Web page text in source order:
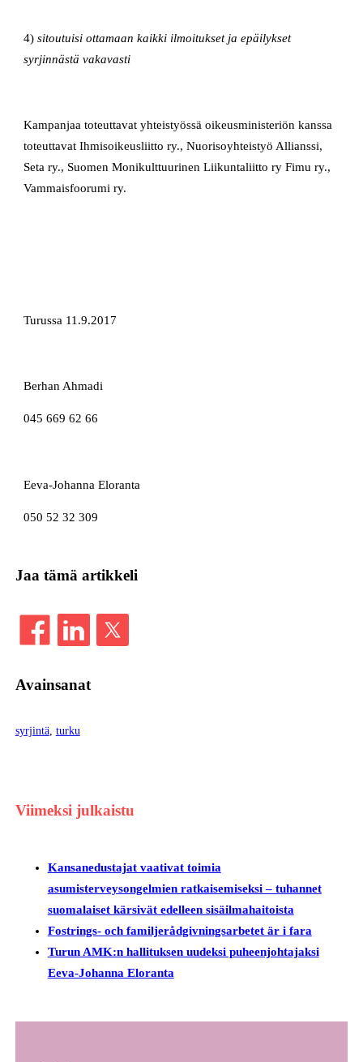
4)sitoutuisi ottamaan kaikki ilmoitukset ja epäilykset
syrjinnästä vakavasti
Kampanjaa toteuttavat yhteistyössä oikeusministeriön kanssa
toteuttavat Ihmisoikeusliitto ry., Nuorisoyhteistyö Allianssi,
Seta ry., Suomen Monikulttuurinen Liikuntaliitto ry Fimu ry.,
Vammaisfoorumi ry.
Turussa 11.9.2017
Berhan Ahmadi
045 669 62 66
Eeva-Johanna Eloranta
050 52 32 309
Jaa tämä artikkeli
Avainsanat
syrjintä, turku
Viimeksi julkaistu
Kansanedustajat vaativat toimia
asumisterveysongelmien ratkaisemiseksi – tuhannet
suomalaiset kärsivät edelleen sisäilmahaitoista
Fostrings- och familjerådgivningsarbetet är i fara
Turun AMK:n hallituksen uudeksi puheenjohtajaksi
Eeva-Johanna Eloranta